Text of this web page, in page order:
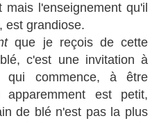
l'enseignement qu'il
est grandiose.
que je reçois de cette
c'est une invitation à
commence, à être
est petit,
de blé n'est pas la plus